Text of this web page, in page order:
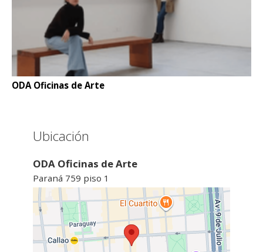
ODA Oficinas de Arte
Ubicación
ODA Oficinas de Arte
Paraná 759 piso 1